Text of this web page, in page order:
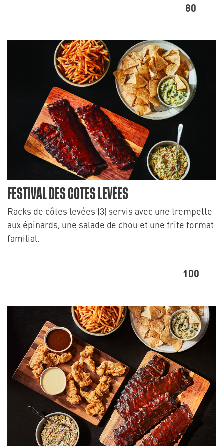
80
FESTIVAL DES COTES LEVÉES
Racks de côtes levées (3) servis avec une trempette
aux épinards, une salade de chou et une frite format
familial.
100